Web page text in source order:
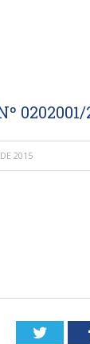
0202001/
2015